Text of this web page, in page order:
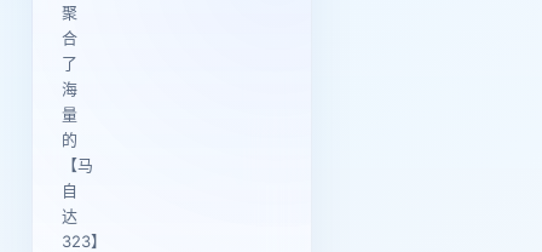
聚
合
了
海
量
的
【马
自
达
323】